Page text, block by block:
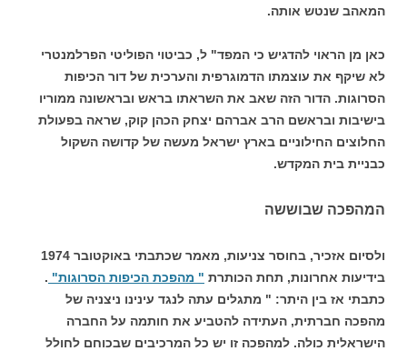
המאהב שנטש אותה.
כאן מן הראוי להדגיש כי המפד" ל, כביטוי הפוליטי הפרלמנטרי
לא שיקף את עוצמתו הדמוגרפית והערכית של דור הכיפות
הסרוגות. הדור הזה שאב את השראתו בראש ובראשונה ממוריו
בישיבות ובראשם הרב אברהם יצחק הכהן קוק, שראה בפעולת
החלוצים החילוניים בארץ ישראל מעשה של קדושה השקול
כבניית בית המקדש.
המהפכה שבוששה
ולסיום אזכיר, בחוסר צניעות, מאמר שכתבתי באוקטובר 1974
בידיעות אחרונות, תחת הכותרת " מהפכת הכיפות הסרוגות" .
כתבתי אז בין היתר: " מתגלים עתה לנגד עינינו ניצניה של
מהפכה חברתית, העתידה להטביע את חותמה על החברה
הישראלית כולה. למהפכה זו יש כל המרכיבים שבכוחם לחולל